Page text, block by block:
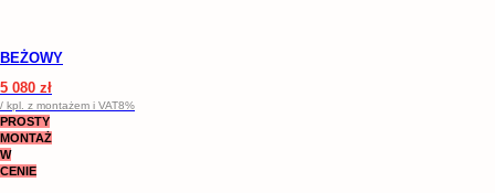
BEŻOWY
5 080 zł
/ kpl. z montażem i VAT8%
PROSTY
MONTAŻ
W
CENIE